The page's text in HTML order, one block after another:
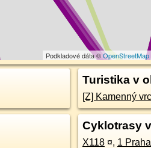
Podkladové dáta ©OpenStreetMap
Turistika v
[Z] Kamenný
Cyklotrasy
X118 ¤, 1